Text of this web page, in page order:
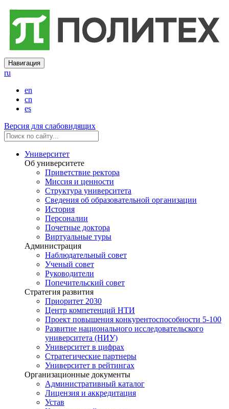
Навигация
ru
en
cn
es
Версия для слабовидящих
Университет
Об университете
Приветствие ректора
Миссия и ценности
Структура университета
Сведения об образовательной организации
История
Персоналии
Почетные доктора
Виртуальные туры
Администрация
Наблюдательный совет
Ученый совет
Руководители
Попечительский совет
Стратегия развития
Приоритет 2030
Центр компетенций НТИ
Проект повышения конкурентоспособности 5-100
Развитие национального исследовательского
университета (НИУ)
Университет в цифрах
Стратегические партнеры
Университет в рейтингах
Организационные документы
Административный каталог
Лицензия и аккредитация
Устав